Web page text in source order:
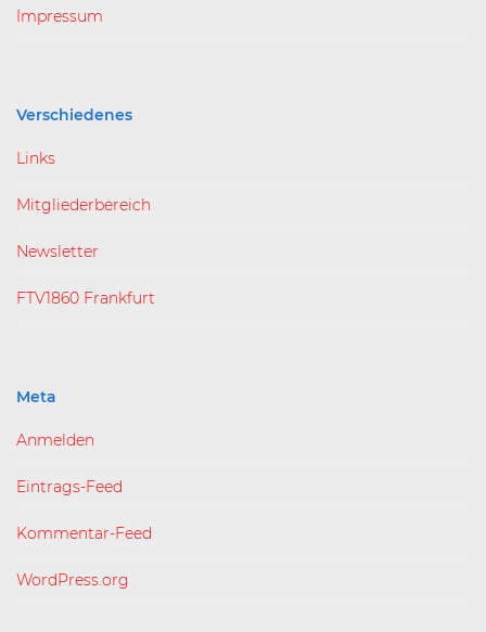
Impressum
Verschiedenes
Links
Mitgliederbereich
Newsletter
FTV1860 Frankfurt
Meta
Anmelden
Eintrags-Feed
Kommentar-Feed
WordPress.org